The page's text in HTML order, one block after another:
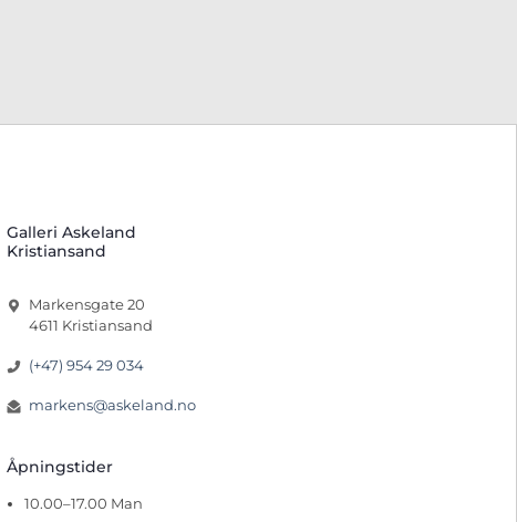
Galleri Askeland
Kristiansand
Markensgate 20
4611 Kristiansand
(+47) 954 29 034
markens@askeland.no
Åpningstider
10.00–17.00 Man